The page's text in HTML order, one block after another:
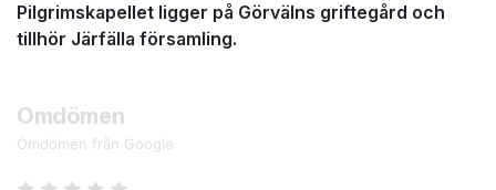
Pilgrimskapellet ligger på Görvälns griftegård och
tillhör Järfälla församling.
Omdömen
Omdömen från Google